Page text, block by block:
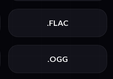
.FLAC
.OGG